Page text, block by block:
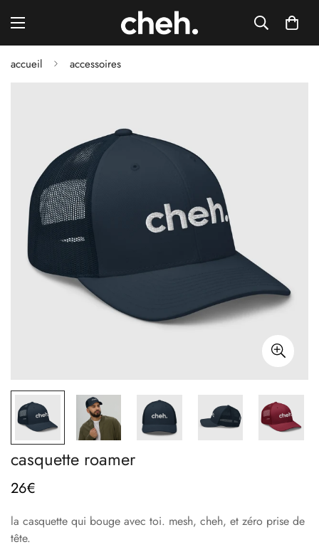
accueil accessoires
casquette roamer
prix
habituel
26€
la casquette qui bouge avec toi. mesh, cheh, et zéro prise de
tête.